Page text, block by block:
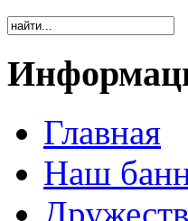
Главная
Наш